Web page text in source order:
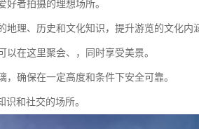
者拍摄的理想场所。
理、历史和文化知识，提升游览的文化内
在这里聚会、，同时享受美景。
确保在一定高度和条件下安全可靠。
和社交的场所。